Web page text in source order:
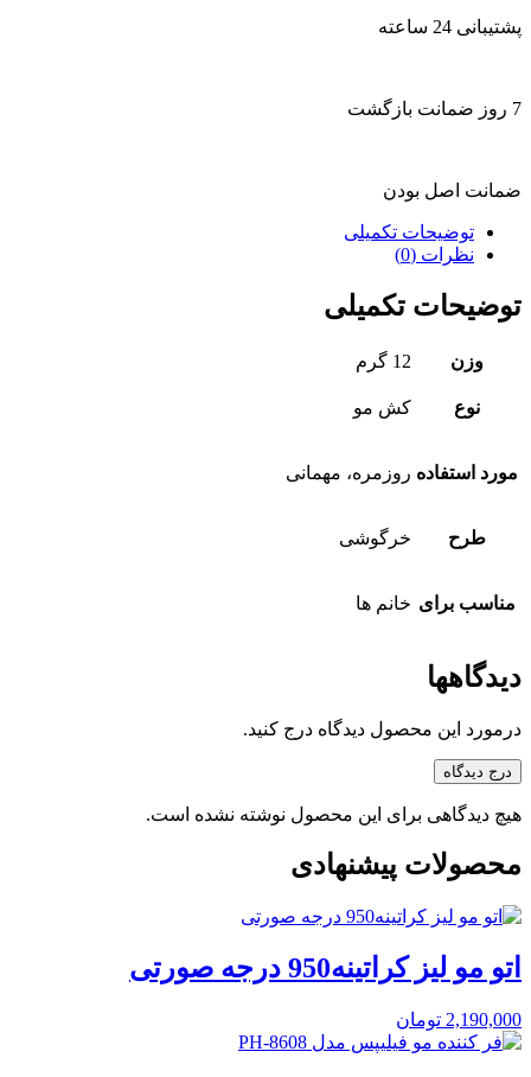
پشتیبانی 24 ساعته
7 روز ضمانت بازگشت
ضمانت اصل بودن
توضیحات تکمیلی
نظرات (0)
توضیحات تکمیلی
وزن 12 گرم
نوع کش مو
مورد استفاده روزمره، مهمانی
طرح خرگوشی
مناسب برای خانم ها
دیدگاهها
درمورد این محصول دیدگاه درج کنید.
درج دیدگاه
هیچ دیدگاهی برای این محصول نوشته نشده است.
محصولات پیشنهادی
اتو مو لیز کراتینه950 درجه صورتی
2,190,000 تومان